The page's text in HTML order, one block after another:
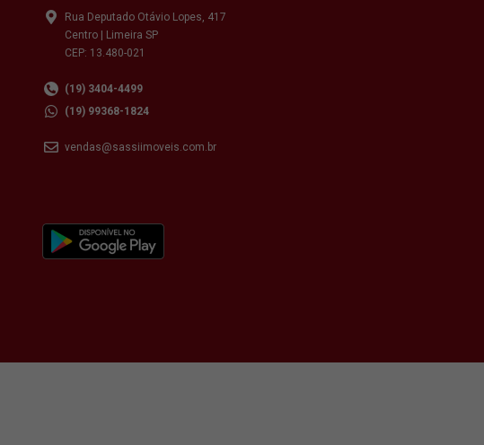
Rua Deputado Otávio Lopes, 417
Centro | Limeira SP
CEP: 13.480-021
(19) 3404-4499
(19) 99368-1824
vendas@sassiimoveis.com.br